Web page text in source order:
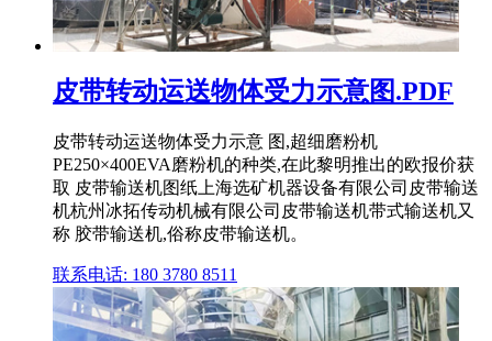
皮带转动运送物体受力示意图.PDF
皮带转动运送物体受力示意 图,超细磨粉机
PE250×400EVA磨粉机的种类,在此黎明推出的欧报价获
取 皮带输送机图纸上海选矿机器设备有限公司皮带输送
机杭州冰拓传动机械有限公司皮带输送机带式输送机又
称 胶带输送机,俗称皮带输送机。
联系电话: 180 3780 8511